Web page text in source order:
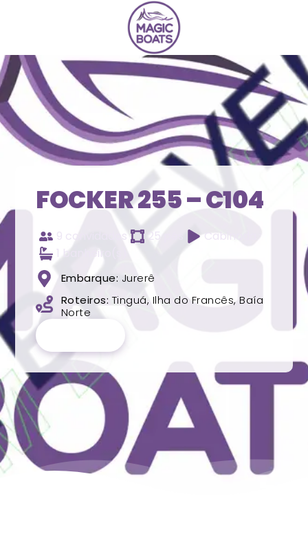
FOCKER 255 – C104
9 convidados 25 pés
Cabinada
1 banheiro(s)
Embarque: Jurerê
Roteiros: Tinguá, Ilha do Francês, Baía
Norte